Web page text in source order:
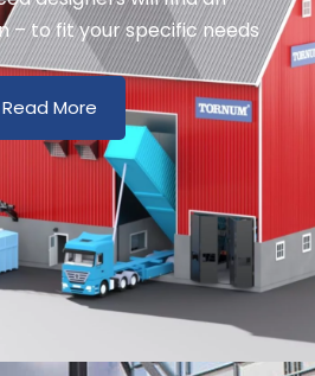
– to fit your specific needs
Read More